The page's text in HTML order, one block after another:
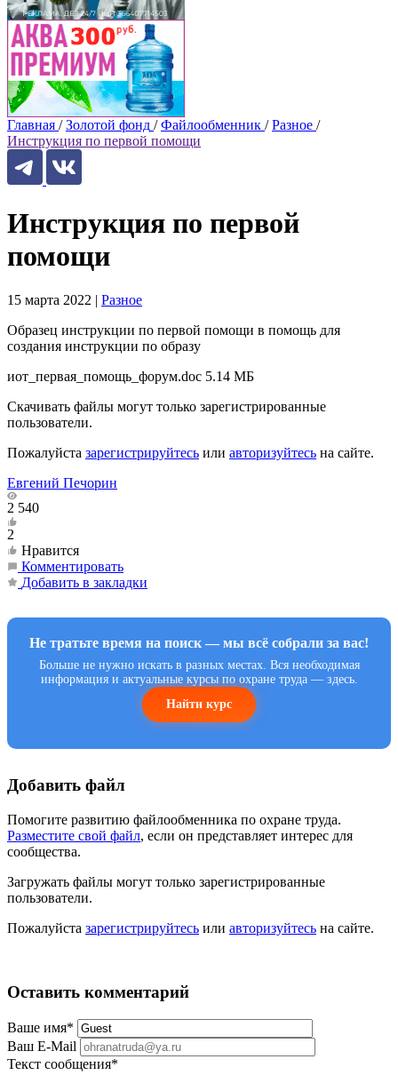
Главная / Золотой фонд / Файлообменник / Разное /
Инструкция по первой помощи
Инструкция по первой
помощи
15 марта 2022 | Разное
Образец инструкции по первой помощи в помощь для
создания инструкции по образу
иот_первая_помощь_форум.doc 5.14 МБ
Скачивать файлы могут только зарегистрированные
пользователи.
Пожалуйста зарегистрируйтесь или авторизуйтесь на сайте.
Евгений Печорин
2 540
2
Нравится
Комментировать
Добавить в закладки
Не тратьте время на поиск — мы всё собрали за вас!
Больше не нужно искать в разных местах. Вся необходимая
информация и актуальные курсы по охране труда — здесь.
Найти курс
Добавить файл
Помогите развитию файлообменника по охране труда.
Разместите свой файл, если он представляет интерес для
сообщества.
Загружать файлы могут только зарегистрированные
пользователи.
Пожалуйста зарегистрируйтесь или авторизуйтесь на сайте.
Оставить комментарий
Ваше имя*
Ваш E-Mail
Текст сообщения*